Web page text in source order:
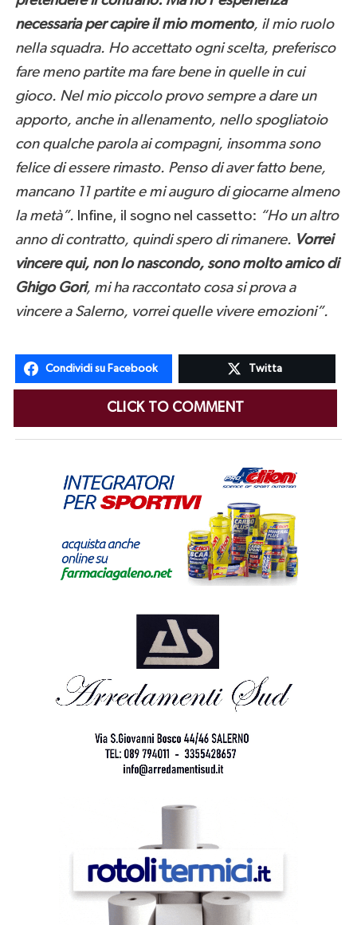
necessaria per capire il mio momento, il mio ruolo
nella squadra. Ho accettato ogni scelta, preferisco
fare meno partite ma fare bene in quelle in cui
gioco. Nel mio piccolo provo sempre a dare un
apporto, anche in allenamento, nello spogliatoio
con qualche parola ai compagni, insomma sono
felice di essere rimasto. Penso di aver fatto bene,
mancano 11 partite e mi auguro di giocarne almeno
la metà”. Infine, il sogno nel cassetto: “Ho un altro
anno di contratto, quindi spero di rimanere. Vorrei
vincere qui, non lo nascondo, sono molto amico di
Ghigo Gori, mi ha raccontato cosa si prova a
vincere a Salerno, vorrei quelle vivere emozioni”.
Condividi su Facebook Twitta
CLICK TO COMMENT